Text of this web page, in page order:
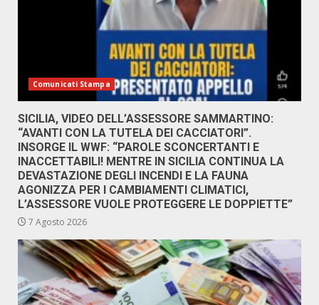
Comunicati Stampa
SICILIA, VIDEO DELL’ASSESSORE SAMMARTINO:
“AVANTI CON LA TUTELA DEI CACCIATORI”.
INSORGE IL WWF: “PAROLE SCONCERTANTI E
INACCETTABILI! MENTRE IN SICILIA CONTINUA LA
DEVASTAZIONE DEGLI INCENDI E LA FAUNA
AGONIZZA PER I CAMBIAMENTI CLIMATICI,
L’ASSESSORE VUOLE PROTEGGERE LE DOPPIETTE”
7 Agosto 2026